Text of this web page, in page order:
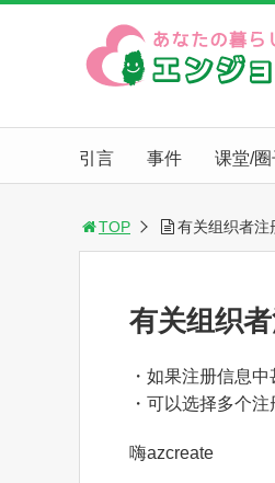
引言 事件 课堂/圈
TOP 有关组织者注
有关组织
・如果注册信息
・可以选择多个注
嗨azcreate